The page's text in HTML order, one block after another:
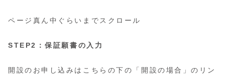
ページ真ん中ぐらいまでスクロール
STEP2：保証願書の入力
開設のお申し込みはこちらの下の「開設の場合」のリン